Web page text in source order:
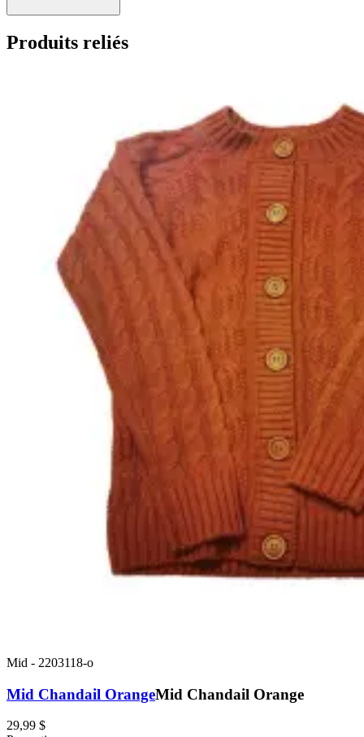
Produits reliés
Mid - 2203118-o
Mid Chandail OrangeMid Chandail Orange
29,99 $